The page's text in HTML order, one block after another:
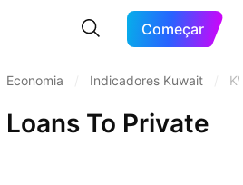
Começar
Economia Indicadores Kuwait
To Private